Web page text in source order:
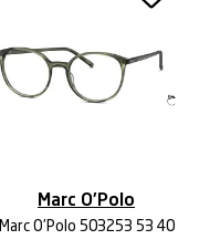
Marc O'Polo
Marc O'Polo 503253 53 40